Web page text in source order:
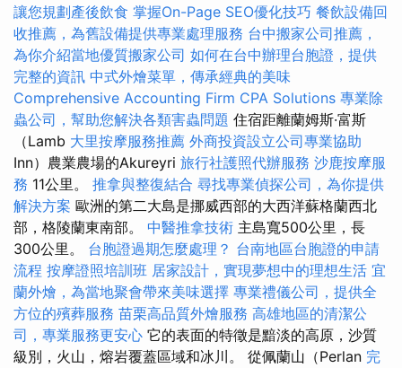
讓您規劃產後飲食 掌握On-Page SEO優化技巧 餐飲設備回
收推薦，為舊設備提供專業處理服務 台中搬家公司推薦，
為你介紹當地優質搬家公司 如何在台中辦理台胞證，提供
完整的資訊 中式外燴菜單，傳承經典的美味
Comprehensive Accounting Firm CPA Solutions 專業除
蟲公司，幫助您解決各類害蟲問題 住宿距離蘭姆斯·富斯
（Lamb 大里按摩服務推薦 外商投資設立公司專業協助
Inn）農業農場的Akureyri 旅行社護照代辦服務 沙鹿按摩服
務 11公里。 推拿與整復結合 尋找專業偵探公司，為你提供
解決方案 歐洲的第二大島是挪威西部的大西洋蘇格蘭西北
部，格陵蘭東南部。 中醫推拿技術 主島寬500公里，長
300公里。 台胞證過期怎麼處理？ 台南地區台胞證的申請
流程 按摩證照培訓班 居家設計，實現夢想中的理想生活 宜
蘭外燴，為當地聚會帶來美味選擇 專業禮儀公司，提供全
方位的殯葬服務 苗栗高品質外燴服務 高雄地區的清潔公
司，專業服務更安心 它的表面的特徵是黯淡的高原，沙質
級別，火山，熔岩覆蓋區域和冰川。 從佩蘭山（Perlan 完